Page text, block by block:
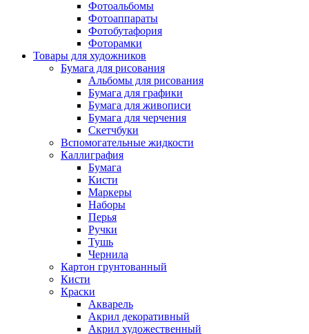
Фотоальбомы
Фотоаппараты
Фотобутафория
Фоторамки
Товары для художников
Бумага для рисования
Альбомы для рисования
Бумага для графики
Бумага для живописи
Бумага для черчения
Скетчбуки
Вспомогательные жидкости
Каллиграфия
Бумага
Кисти
Маркеры
Наборы
Перья
Ручки
Тушь
Чернила
Картон грунтованный
Кисти
Краски
Акварель
Акрил декоративный
Акрил художественный